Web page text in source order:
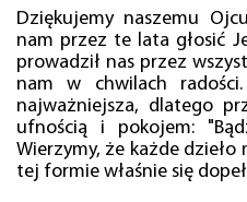
Dziękujemy naszemu
nam przez te lata głosić
prowadził nas przez
nam w chwilach
najważniejsza, dlatego
ufnością i pokojem:
Wierzymy, że każde dzieło
tej formie właśnie się